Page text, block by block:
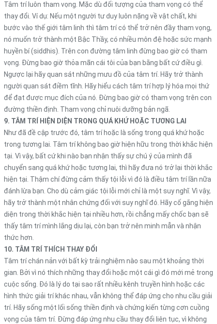
Tâm trí luôn tham vọng. Mặc dù đối tượng của tham vọng có thể
thay đổi. Ví dụ: Nếu một người tư duy luôn nặng về vật chất, khi
bước vào thế giới tâm linh thì tâm trí có thể trở nên đầy tham vọng,
nó muốn trở thành một Bậc Thầy, có nhiều môn đệ hoặc sức mạnh
huyền bí (siddhis). Trên con đường tâm linh đừng bao giờ có tham
vọng. Đừng bao giờ thỏa mãn cái tôi của bạn bằng bất cứ điều gì.
Ngược lại hãy quan sát những mưu đồ của tâm trí. Hãy trở thành
người quan sát điềm tĩnh. Hãy hiểu cách tâm trí hợp lý hóa mọi thứ
để đạt được mục đích của nó. Đừng bao giờ có tham vọng trên con
đường thiền định. Tham vọng chỉ nuôi dưỡng bản ngã.
9. TÂM TRÍ HIỆN DIỆN TRONG QUÁ KHỨ HOẶC TƯƠNG LAI
Như đã đề cập trước đó, tâm trí hoặc là sống trong quá khứ hoặc
trong tương lai. Tâm trí không bao giờ hiện hữu trong thời khắc hiện
tại. Vì vậy, bất cứ khi nào bạn nhận thấy sự chú ý của mình đã
chuyển sang quá khứ hoặc tương lai, thì hãy đưa nó trở lại thời khắc
hiện tại. Thậm chí đừng cảm thấy tội lỗi vì đó là điều tâm trí lần nữa
đánh lừa bạn. Cho dù cảm giác tội lỗi mới chỉ là một suy nghĩ. Vì vậy,
hãy trở thành một nhân chứng đối với suy nghĩ đó. Hãy cố gắng hiện
diện trong thời khắc hiện tại nhiều hơn, rồi chẳng mấy chốc bạn sẽ
thấy tâm trí mình lắng dịu lại, còn bạn trở nên minh mẫn và nhận
thức hơn.
10. TÂM TRÍ THÍCH THAY ĐỔI
Tâm trí chán nản với bất kỳ trải nghiệm nào sau một khoảng thời
gian. Bởi vì nó thích những thay đổi hoặc một cái gì đó mới mẻ trong
cuộc sống. Đó là lý do tại sao rất nhiều kênh truyền hình hoặc các
hình thức giải trí khác nhau, vẫn không thể đáp ứng cho nhu cầu giải
trí. Hãy sống một lối sống thiền định và chứng kiến ​​từng cơn cuồng
vọng của tâm trí. Đừng đáp ứng nhu cầu thay đổi liên tục, vì không